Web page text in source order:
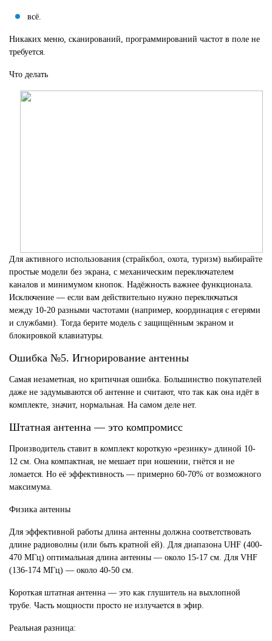
всё.
Никаких меню, сканирований, программирований частот в поле не
требуется.
Что делать
Для активного использования (страйкбол, охота, туризм) выбирайте
простые модели без экрана, с механическим переключателем
каналов и минимумом кнопок. Надёжность важнее функционала.
Исключение — если вам действительно нужно переключаться
между 10-20 разными частотами (например, координация с егерями
и службами). Тогда берите модель с защищённым экраном и
блокировкой клавиатуры.
Ошибка №5. Игнорирование антенны
Самая незаметная, но критичная ошибка. Большинство покупателей
даже не задумываются об антенне и считают, что так как она идёт в
комплекте, значит, нормальная. На самом деле нет.
Штатная антенна — это компромисс
Производитель ставит в комплект короткую «резинку» длиной 10-
12 см. Она компактная, не мешает при ношении, гнётся и не
ломается. Но её эффективность — примерно 60-70% от возможного
максимума.
Физика антенны
Для эффективной работы длина антенны должна соответствовать
длине радиоволны (или быть кратной ей). Для диапазона UHF (400-
470 МГц) оптимальная длина антенны — около 15-17 см. Для VHF
(136-174 МГц) — около 40-50 см.
Короткая штатная антенна — это как глушитель на выхлопной
трубе. Часть мощности просто не излучается в эфир.
Реальная разница: